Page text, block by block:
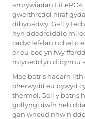
amrywiadau
gweithredol hiraf
dibynadwy. Gall y
hyn ddodreiddio
cadw lefelau uchel o
er eu bod yn fwy
mlynedd yn dibynnu
Mae batris haearn
oherwydd eu bywyd
thermol. Gall y batris
gollyngi dwfn heb
gan wneud nhw'n